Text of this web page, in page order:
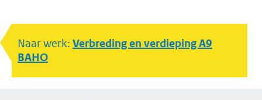
Naar werk: Verbreding en verdieping A9
BAHO